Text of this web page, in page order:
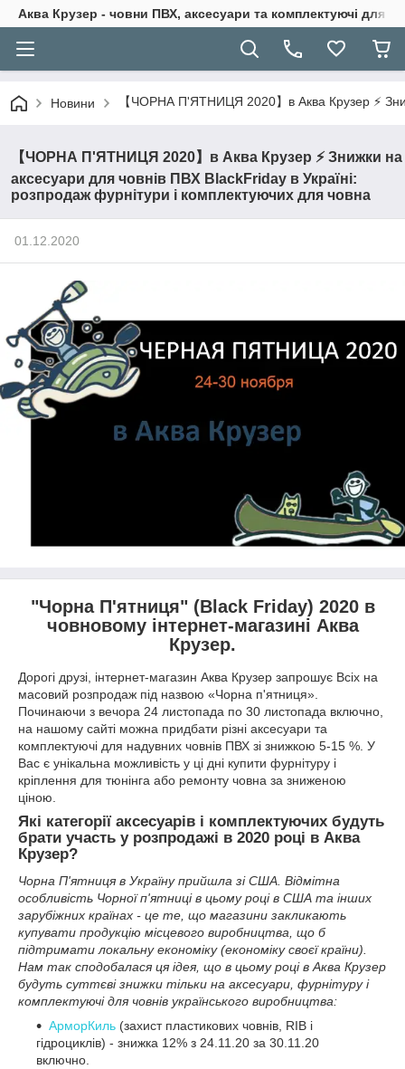
Аква Крузер - човни ПВХ, аксесуари та комплектуючі для
Новини 【ЧОРНА П'ЯТНИЦЯ 2020】в Аква Крузер ⚡
【ЧОРНА П'ЯТНИЦЯ 2020】в Аква Крузер ⚡ Знижки на
аксесуари для човнів ПВХ BlackFriday в Україні:
розпродаж фурнітури і комплектуючих для човна
01.12.2020
"Чорна П'ятниця" (Black Friday) 2020 в
човновому інтернет-магазині Аква
Крузер.
Дорогі друзі, інтернет-магазин Аква Крузер запрошує Всіх на
масовий розпродаж під назвою «Чорна п'ятниця».
Починаючи з вечора 24 листопада по 30 листопада включно,
на нашому сайті можна придбати різні аксесуари та
комплектуючі для надувних човнів ПВХ зі знижкою 5-15 %. У
Вас є унікальна можливість у ці дні купити фурнітуру і
кріплення для тюнінга або ремонту човна за зниженою
ціною.
Які категорії аксесуарів і комплектуючих будуть
брати участь у розпродажі в 2020 році в Аква
Крузер?
Чорна П'ятниця в Україну прийшла зі США. Відмітна
особливість Чорної п'ятниці в цьому році в США та інших
зарубіжних країнах - це те, що магазини закликають
купувати продукцію місцевого виробництва, що б
підтримати локальну економіку (економіку своєї країни).
Нам так сподобалася ця ідея, що в цьому році в Аква Крузер
будуть суттєві знижки тільки на аксесуари, фурнітуру і
комплектуючі для човнів українського виробництва:
АрморКиль (захист пластикових човнів, RIB і
гідроциклів) - знижка 12% з 24.11.20 за 30.11.20
включно.